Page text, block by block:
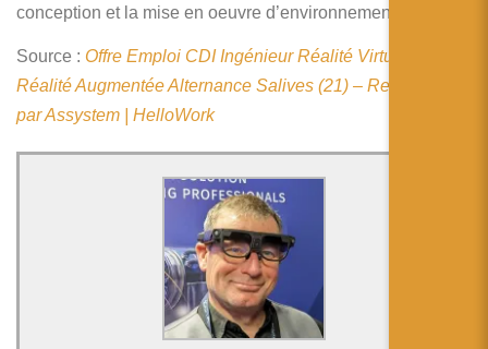
日本語
Español
conception et la mise en oeuvre d’environnements virtuels.
Source : Offre Emploi CDI Ingénieur Réalité Virtuelle
Réalité Augmentée Alternance Salives (21) – Recrutement
par Assystem | HelloWork